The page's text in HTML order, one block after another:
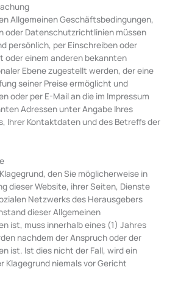
Allgemeinen Geschäftsbedingungen,
oder Datenschutzrichtlinien müssen
persönlich, per Einschreiben oder
oder einem anderen bekannten
Ebene zugestellt werden, der eine
seiner Preise ermöglicht und
oder per E-Mail an die im Impressum
Adressen unter Angabe Ihres
Ihrer Kontaktdaten und des Betreffs der
den Sie möglicherweise in
dieser Website, ihrer Seiten, Dienste
Netzwerks des Herausgebers
dieser Allgemeinen
ist, muss innerhalb eines (1) Jahres
nachdem der Anspruch oder der
ist. Ist dies nicht der Fall, wird ein
Klagegrund niemals vor Gericht